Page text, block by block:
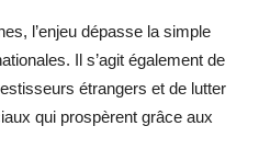
l’enjeu dépasse la simple
Il s’agit également de
étrangers et de lutter
qui prospèrent grâce aux